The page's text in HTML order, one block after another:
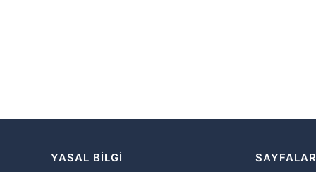
YASAL BILGI
SAYFALAR